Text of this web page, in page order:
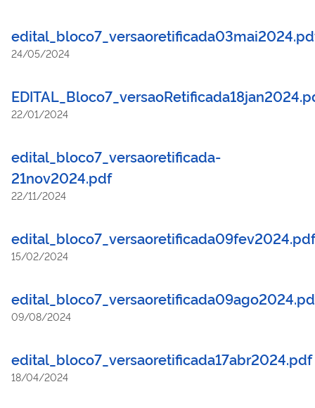
24/05/2024
22/01/2024
edital_bloco7_versaoretificada-
21nov2024.pdf
22/11/2024
edital_bloco7_versaoretificada09fev2024.pdf
15/02/2024
09/08/2024
edital_bloco7_versaoretificada17abr2024.pdf
18/04/2024